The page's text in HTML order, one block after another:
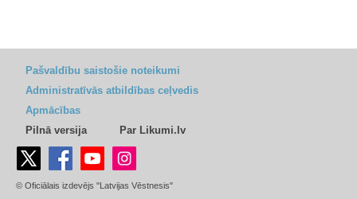
Pašvaldību saistošie noteikumi
Administratīvās atbildības ceļvedis
Apmācības
Pilnā versija
Par Likumi.lv
© Oficiālais izdevējs "Latvijas Vēstnesis"